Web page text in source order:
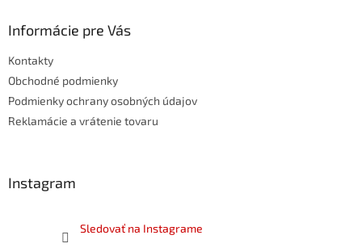
Informácie pre Vás
Kontakty
Obchodné podmienky
Podmienky ochrany osobných údajov
Reklamácie a vrátenie tovaru
Instagram
Sledovať na Instagrame